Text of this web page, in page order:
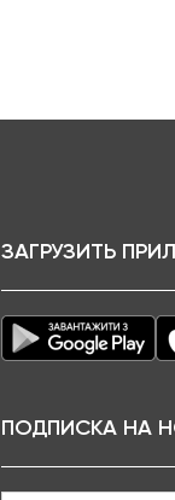
ЗАГРУЗИТЬ
ПОДПИСКА НА